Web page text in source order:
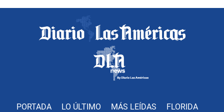
PORTADA LO ÚLTIMO MÁS LEÍDAS FLORIDA